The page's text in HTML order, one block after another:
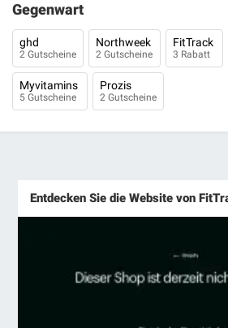
Gegenwart
ghd
2 Gutscheine
Northweek
2 Gutscheine
FitTrack
3 Rabatt
Myvitamins
5 Gutscheine
Prozis
2 Gutscheine
Entdecken Sie die Website von